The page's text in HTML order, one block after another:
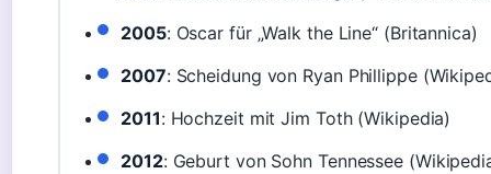
2005: Oscar für „Walk the Line“ (Britannica)
2007: Scheidung von Ryan Phillippe
2011: Hochzeit mit Jim Toth (Wikipedia)
2012: Geburt von Sohn Tennessee